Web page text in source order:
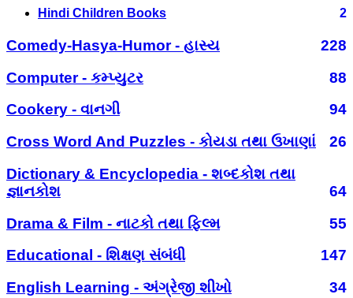
Hindi Children Books 2
Comedy-Hasya-Humor - હાસ્ય
228
Computer - કમ્પ્યુટર
88
Cookery - વાનગી
94
Cross Word And Puzzles - કોયડા તથા ઉખાણાં
26
Dictionary & Encyclopedia - શબ્દકોશ તથા
જ્ઞાનકોશ
64
Drama & Film - નાટકો તથા ફિલ્મ
55
Educational - શિક્ષણ સંબંધી
147
English Learning - અંગ્રેજી શીખો
34